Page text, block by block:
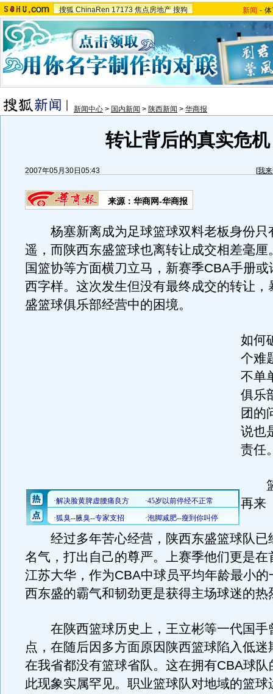
搜狐 ChinaRen 17173 焦点房地产 搜狗 新闻 -
新闻中心 > 国内新闻 > 陕西新闻 > 华商报
转让背后的真实危机
2007年05月30日05:43 [我
来源：华商网-华商报
杨塞新离成为足球篮球双料老板身份只
遥，而陕西东盛篮球也离转让成交相差毫厘
国篮协等方面横刀立马，新赛季CBA手册
西字样。这次发生但没有最终成交的转让，
盛篮球俱乐部经营中的困境。
如何
个难
不单
俱乐
团的
说也
责任
篮
再来
经过多年苦心经营，陕西东盛篮球队已
名气，打出自己的尊严。上赛季他们更是在
江苏大华，作为CBA中球员平均年龄最小的
西东盛的霸气和韧劲更是获得主场球迷的热
在陕西篮球历史上，王立彬等一代国手
点，在随后因多方面原因陕西篮球陷入低迷
在我省都没有篮球省队。这在拥有CBA球队
此现象实属罕见。职业篮球队对地域的篮球